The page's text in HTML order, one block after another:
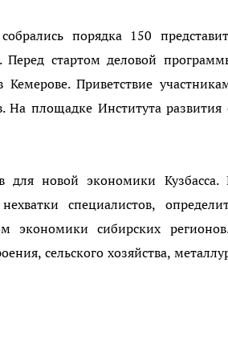
порядка 150
Перед стартом деловой
Приветствие
площадке Института развития
для новой экономики
специалистов,
экономики сибирских
сельского хозяйства,